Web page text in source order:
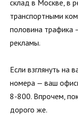
склад в Москве, в
транспортными
половина трафика
рекламы.
Если взглянуть на
номера — ваш
8-800. Впрочем,
дорого же.